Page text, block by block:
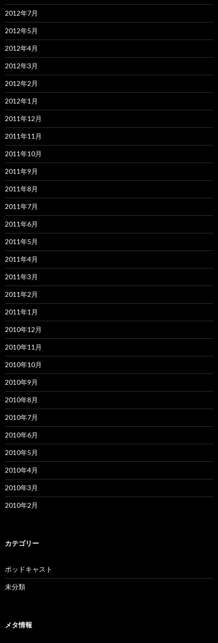
2012年7月
2012年5月
2012年4月
2012年3月
2012年2月
2012年1月
2011年12月
2011年11月
2011年10月
2011年9月
2011年8月
2011年7月
2011年6月
2011年5月
2011年4月
2011年3月
2011年2月
2011年1月
2010年12月
2010年11月
2010年10月
2010年9月
2010年8月
2010年7月
2010年6月
2010年5月
2010年4月
2010年3月
2010年2月
カテゴリー
ポッドキャスト
未分類
メタ情報